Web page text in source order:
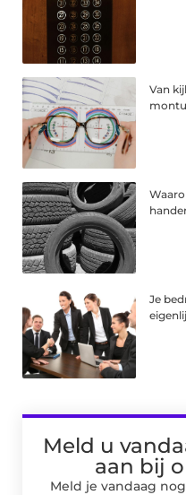
Van
Je
Meld u
aan bij
Meld je vandaag